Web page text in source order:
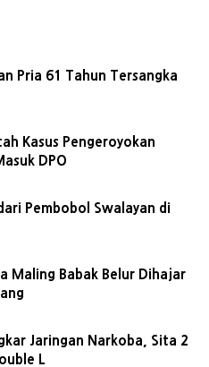
Pria 61 Tahun Tersangka
Kasus Pengeroyokan
DPO
Pembobol Swalayan di
Maling Babak Belur Dihajar
Jaringan Narkoba, Sita 2
L